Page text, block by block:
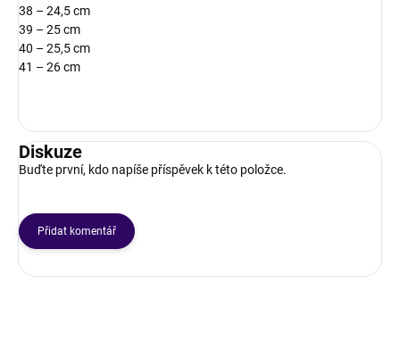
38 – 24,5 cm
39 – 25 cm
40 – 25,5 cm
41 – 26 cm
Diskuze
Buďte první, kdo napíše příspěvek k této položce.
Přidat komentář